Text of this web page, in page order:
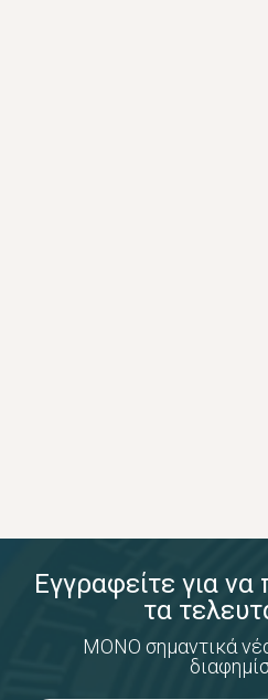
Εγγραφείτε για
τα
ΜΟΝΟ σημαντικά